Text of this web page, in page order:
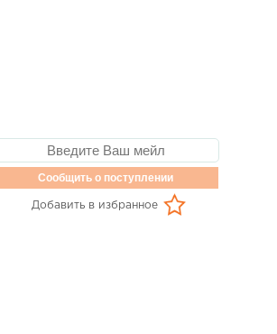
Сообщить о поступлении
Добавить в избранное